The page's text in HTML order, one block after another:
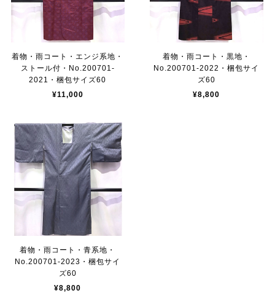
着物・雨コート・エンジ系地・
ストール付・No.200701-
2021・梱包サイズ60
¥11,000
着物・雨コート・黒地・
No.200701-2022・梱包サイ
ズ60
¥8,800
着物・雨コート・青系地・
No.200701-2023・梱包サイ
ズ60
¥8,800